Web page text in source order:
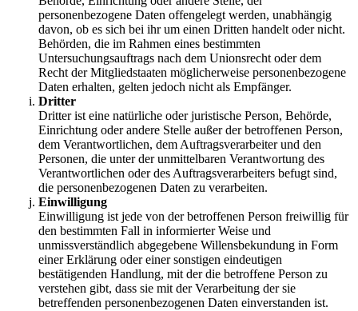
personenbezogene Daten offengelegt werden, unabhängig
davon, ob es sich bei ihr um einen Dritten handelt oder nicht.
Behörden, die im Rahmen eines bestimmten
Untersuchungsauftrags nach dem Unionsrecht oder dem
Recht der Mitgliedstaaten möglicherweise personenbezogene
Daten erhalten, gelten jedoch nicht als Empfänger.
Dritter
Dritter ist eine natürliche oder juristische Person, Behörde,
Einrichtung oder andere Stelle außer der betroffenen Person,
dem Verantwortlichen, dem Auftragsverarbeiter und den
Personen, die unter der unmittelbaren Verantwortung des
Verantwortlichen oder des Auftragsverarbeiters befugt sind,
die personenbezogenen Daten zu verarbeiten.
Einwilligung
Einwilligung ist jede von der betroffenen Person freiwillig für
den bestimmten Fall in informierter Weise und
unmissverständlich abgegebene Willensbekundung in Form
einer Erklärung oder einer sonstigen eindeutigen
bestätigenden Handlung, mit der die betroffene Person zu
verstehen gibt, dass sie mit der Verarbeitung der sie
betreffenden personenbezogenen Daten einverstanden ist.